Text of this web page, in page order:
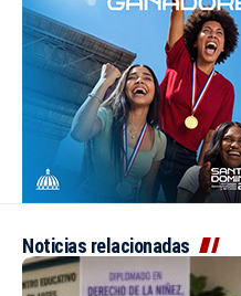
Noticias relacionadas